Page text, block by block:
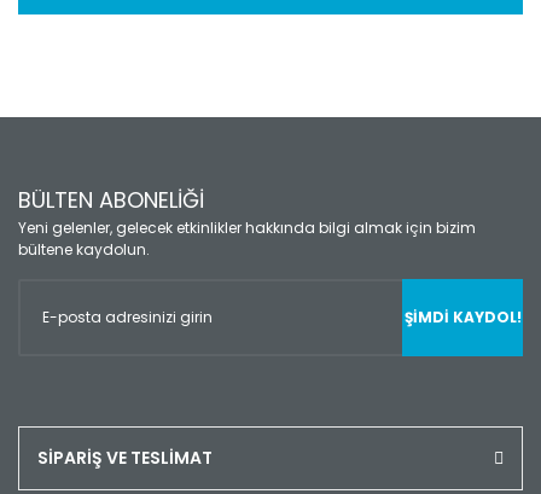
BÜLTEN ABONELİĞİ
Yeni gelenler, gelecek etkinlikler hakkında bilgi almak için bizim
bültene kaydolun.
ŞİMDİ KAYDOL!
SİPARİŞ VE TESLİMAT